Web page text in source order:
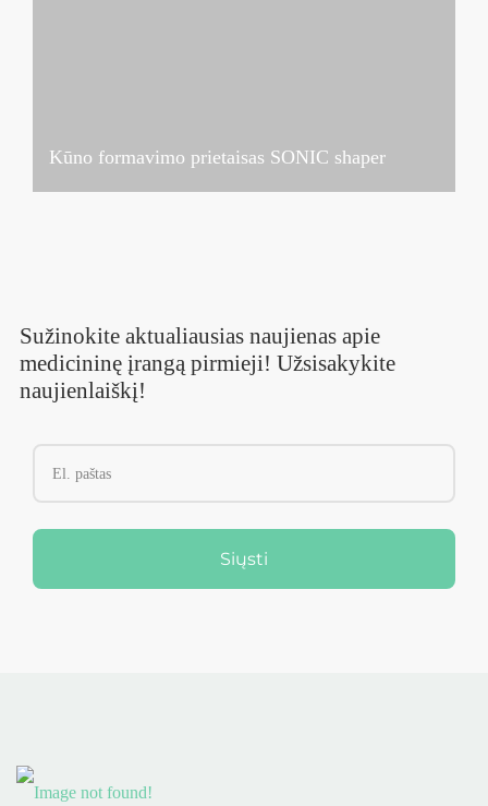
Kūno formavimo prietaisas SONIC shaper
Sužinokite aktualiausias naujienas apie
medicininę įrangą pirmieji! Užsisakykite
naujienlaiškį!
Siųsti